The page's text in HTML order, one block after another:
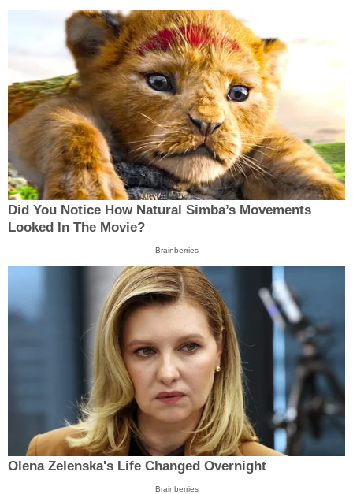
Did You Notice How Natural Simba’s Movements
Looked In The Movie?
Brainberries
Olena Zelenska's Life Changed Overnight
Brainberries